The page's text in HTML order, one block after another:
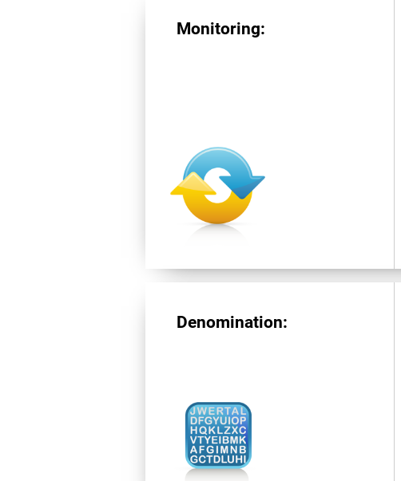
Monitoring:
Denomination: